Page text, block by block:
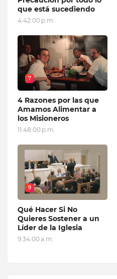
que está sucediendo
4:42:00 p.m.
7
4 Razones por las que
Amamos Alimentar a
los Misioneros
11:48:00 p.m.
9
Qué Hacer Si No
Quieres Sostener a un
Líder de la Iglesia
9:34:00 a.m.